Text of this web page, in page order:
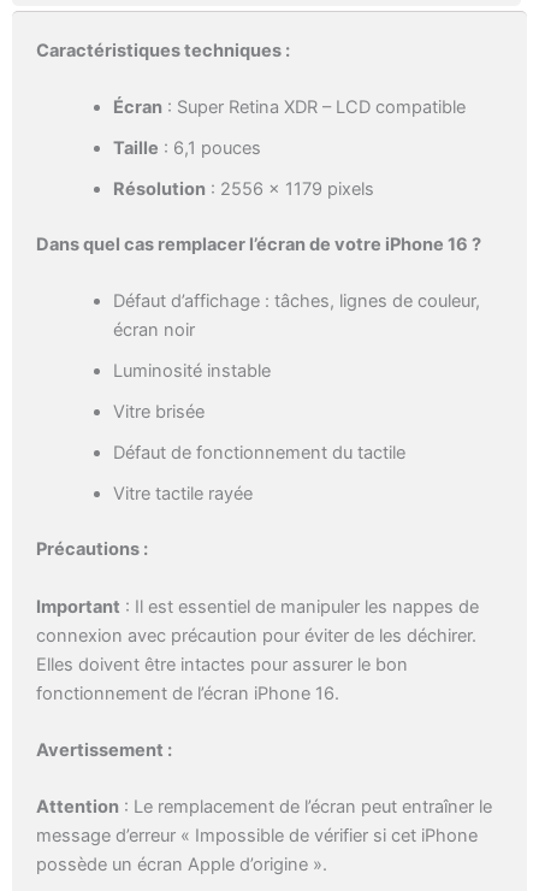
Caractéristiques techniques :
Écran : Super Retina XDR – LCD compatible
Taille : 6,1 pouces
Résolution : 2556 x 1179 pixels
Dans quel cas remplacer l’écran de votre iPhone 16 ?
Défaut d’affichage : tâches, lignes de couleur,
écran noir
Luminosité instable
Vitre brisée
Défaut de fonctionnement du tactile
Vitre tactile rayée
Précautions :
Important : Il est essentiel de manipuler les nappes de
connexion avec précaution pour éviter de les déchirer.
Elles doivent être intactes pour assurer le bon
fonctionnement de l’écran iPhone 16.
Avertissement :
Attention : Le remplacement de l’écran peut entraîner le
message d’erreur « Impossible de vérifier si cet iPhone
possède un écran Apple d’origine ».